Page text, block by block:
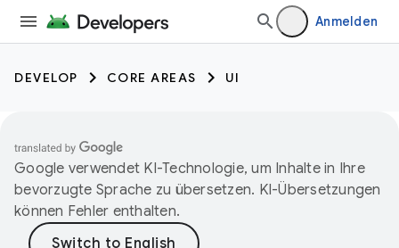
Anmelden
DEVELOP CORE AREAS UI
Google verwendet KI-Technologie, um Inhalte in Ihre
bevorzugte Sprache zu übersetzen. KI-Übersetzungen
können Fehler enthalten.